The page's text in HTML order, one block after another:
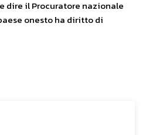
dire il Procuratore nazionale
onesto ha diritto di